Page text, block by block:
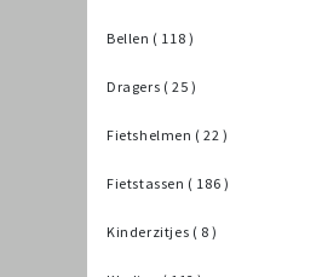
Bellen ( 118 )
Dragers ( 25 )
Fietshelmen ( 22)
Fietstassen ( 186 )
Kinderzitjes ( 8)